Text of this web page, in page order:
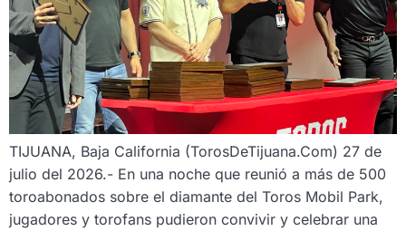
TIJUANA, Baja California (TorosDeTijuana.Com) 27 de
julio del 2026.- En una noche que reunió a más de 500
toroabonados sobre el diamante del Toros Mobil Park,
jugadores y torofans pudieron convivir y celebrar una